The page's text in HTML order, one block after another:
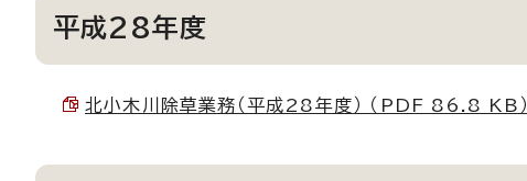
平成28年度
北小木川除草業務（平成28年度） （PDF 86.8 KB）